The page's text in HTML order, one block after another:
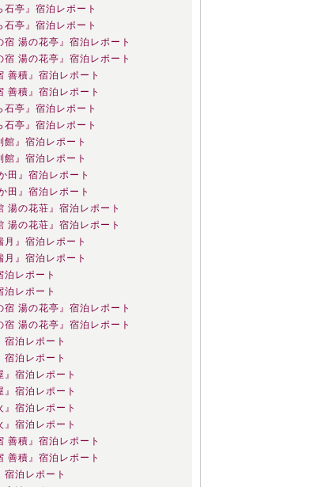
石亭』宿泊レポート
石亭』宿泊レポート
宿 湯の花亭』宿泊レポート
宿 湯の花亭』宿泊レポート
善積』宿泊レポート
善積』宿泊レポート
石亭』宿泊レポート
石亭』宿泊レポート
館』宿泊レポート
館』宿泊レポート
田』宿泊レポート
田』宿泊レポート
湯の花荘』宿泊レポート
湯の花荘』宿泊レポート
月』宿泊レポート
月』宿泊レポート
泊レポート
泊レポート
宿 湯の花亭』宿泊レポート
宿 湯の花亭』宿泊レポート
宿泊レポート
宿泊レポート
』宿泊レポート
』宿泊レポート
』宿泊レポート
』宿泊レポート
善積』宿泊レポート
善積』宿泊レポート
宿泊レポート